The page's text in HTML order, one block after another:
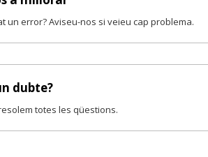
un error? Aviseu-nos si veieu cap problema.
dubte?
totes les qüestions.